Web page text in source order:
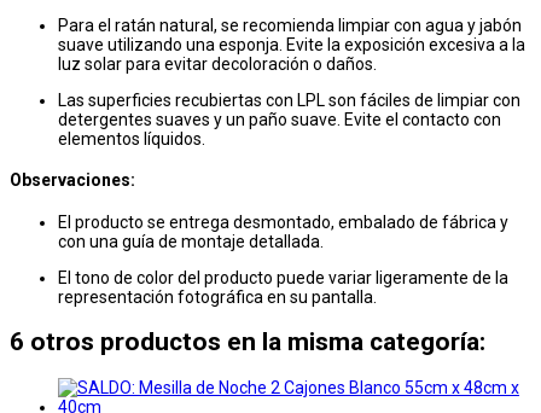
Para el ratán natural, se recomienda limpiar con agua y jabón
suave utilizando una esponja. Evite la exposición excesiva a la
luz solar para evitar decoloración o daños.
Las superficies recubiertas con LPL son fáciles de limpiar con
detergentes suaves y un paño suave. Evite el contacto con
elementos líquidos.
Observaciones:
El producto se entrega desmontado, embalado de fábrica y
con una guía de montaje detallada.
El tono de color del producto puede variar ligeramente de la
representación fotográfica en su pantalla.
6 otros productos en la misma categoría: